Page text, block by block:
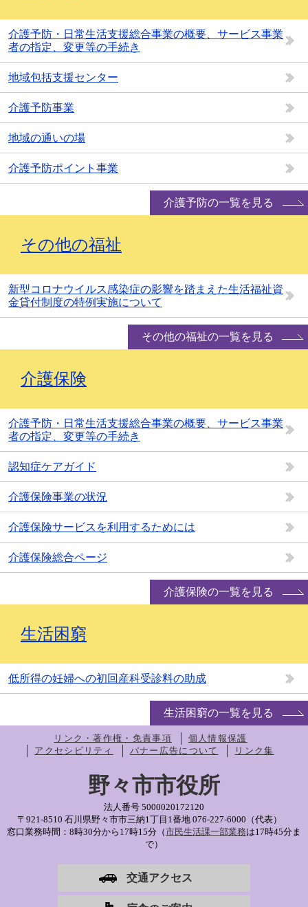
介護予防・日常生活支援総合事業の概要、サービス事業
者の指定、変更等の手続き
地域包括支援センター
介護予防事業
地域の通いの場
介護予防ポイント事業
介護予防の一覧を見る
その他の福祉
新型コロナウイルス感染症の影響を踏まえた生活福祉資
金貸付制度の特例実施について
その他の福祉の一覧を見る
介護保険
介護予防・日常生活支援総合事業の概要、サービス事業
者の指定、変更等の手続き
認知症ケアガイド
介護保険事業の状況
介護保険サービスを利用するためには
介護保険総合ページ
介護保険の一覧を見る
生活困窮
低所得の妊婦への初回産科受診料の助成
生活困窮の一覧を見る
リンク・著作権・免責事項
個人情報保護
アクセシビリティ
バナー広告について リンク集
野々市市役所
法人番号 5000020172120
〒921-8510 石川県野々市市三納1丁目1番地 076-227-6000（代表）
窓口業務時間：8時30分から17時15分（市民生活課一部業務は17時45分ま
で）
交通アクセス